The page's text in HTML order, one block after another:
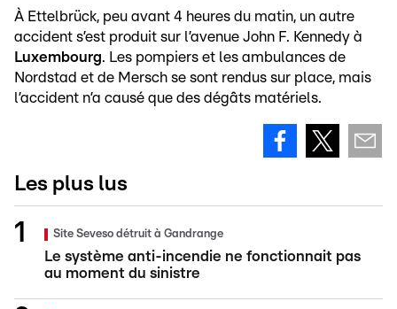
À Ettelbrück, peu avant 4 heures du matin, un autre
accident s’est produit sur l’avenue John F. Kennedy à
Luxembourg. Les pompiers et les ambulances de
Nordstad et de Mersch se sont rendus sur place, mais
l’accident n’a causé que des dégâts matériels.
Les plus lus
Site Seveso détruit à Gandrange
Le système anti-incendie ne fonctionnait pas
au moment du sinistre